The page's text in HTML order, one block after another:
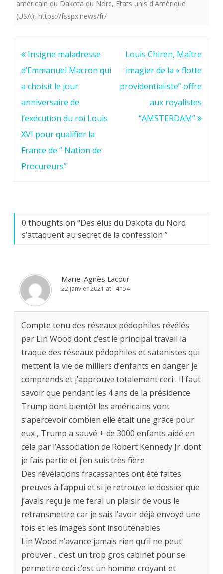
américain du Dakota du Nord, Etats unis d'Amérique
(USA), https://fsspx.news/fr/
Navigation
de
l’article
Insigne maladresse
d’Emmanuel Macron qui
a choisit le jour
anniversaire de
l’exécution du roi Louis
XVI pour qualifier la
France de ” Nation de
Procureurs”
Louis Chiren, Maître
imagier de la « flotte
providentialiste” offre
aux royalistes
“AMSTERDAM”
0 thoughts on “Des élus du Dakota du Nord
s’attaquent au secret de la confession ”
Marie-Agnès Lacour
22 janvier 2021 at 14h54
Compte tenu des réseaux pédophiles révélés
par Lin Wood dont c’est le principal travail la
traque des réseaux pédophiles et satanistes qui
mettent la vie de milliers d’enfants en danger je
comprends et j’approuve totalement ceci . Il faut
savoir que pendant les 4 ans de la présidence
Trump dont bientôt les américains vont
s’apercevoir combien elle était une grâce pour
eux , Trump a sauvé + de 3000 enfants aidé en
cela par l’Association de Robert Kennedy Jr .dont
je fais partie et j’en suis très fière
Des révélations fracassantes ont été faites
preuves à l’appui et si je retrouve le dossier que
j’avais reçu je me ferai un plaisir de vous le
retransmettre car je sais l’avoir déjà envoyé une
fois et les images sont insoutenables
Lin Wood n’avance jamais rien qu’il ne peut
prouver .. c’est un trop gros cabinet pour se
permettre ceci c’est un homme croyant et